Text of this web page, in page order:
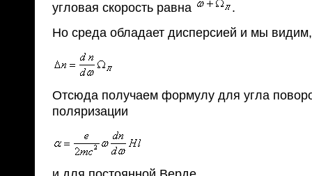
угловая скорость равна
.
Но среда обладает дисперсией и мы
Отсюда получаем формулу для угла
поляризации